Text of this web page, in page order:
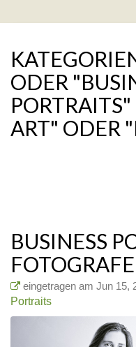
ODER
ART" ODER
BUSINESS
eingetragen am Jun 15,
Portraits